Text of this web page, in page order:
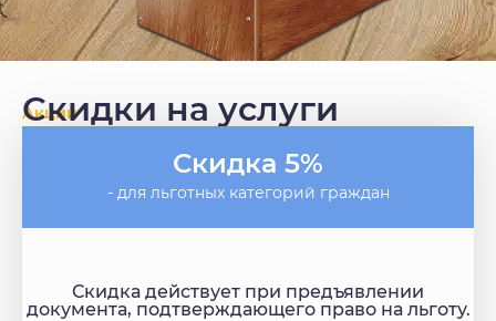
Акции
Скидки на услуги
Скидка 5%
- для льготных категорий граждан
Скидка действует при предъявлении
документа, подтверждающего право на льготу.